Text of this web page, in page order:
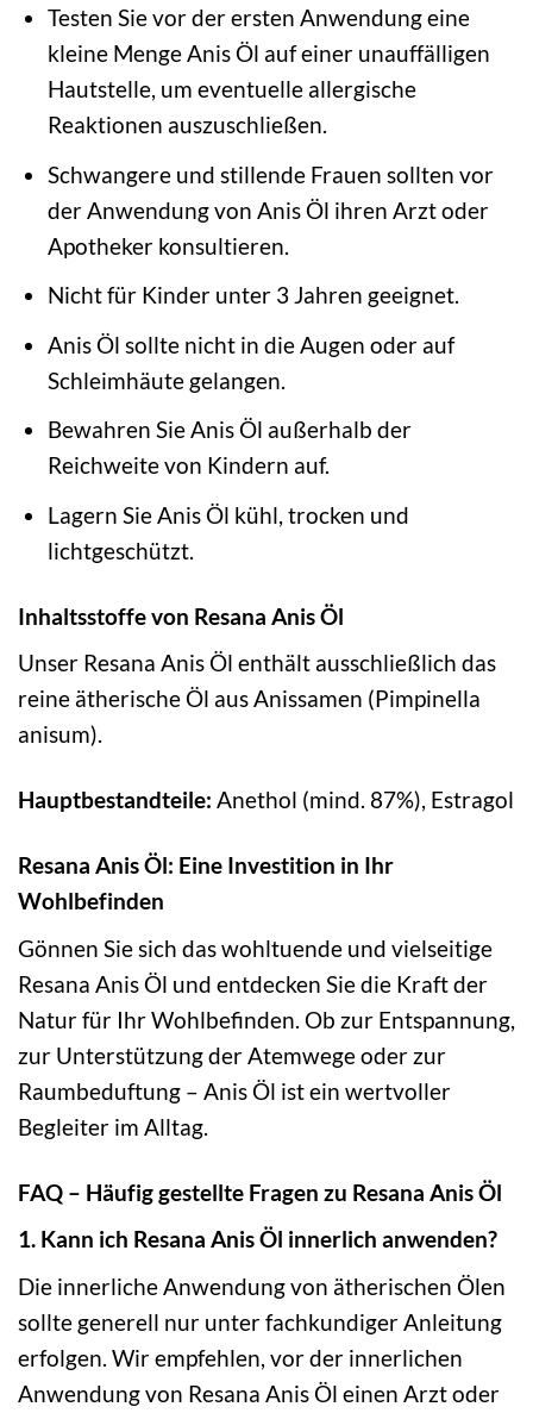
Testen Sie vor der ersten Anwendung eine
kleine Menge Anis Öl auf einer unauffälligen
Hautstelle, um eventuelle allergische
Reaktionen auszuschließen.
Schwangere und stillende Frauen sollten vor
der Anwendung von Anis Öl ihren Arzt oder
Apotheker konsultieren.
Nicht für Kinder unter 3 Jahren geeignet.
Anis Öl sollte nicht in die Augen oder auf
Schleimhäute gelangen.
Bewahren Sie Anis Öl außerhalb der
Reichweite von Kindern auf.
Lagern Sie Anis Öl kühl, trocken und
lichtgeschützt.
Inhaltsstoffe von Resana Anis Öl
Unser Resana Anis Öl enthält ausschließlich das
reine ätherische Öl aus Anissamen (Pimpinella
anisum).
Hauptbestandteile: Anethol (mind. 87%), Estragol
Resana Anis Öl: Eine Investition in Ihr
Wohlbefinden
Gönnen Sie sich das wohltuende und vielseitige
Resana Anis Öl und entdecken Sie die Kraft der
Natur für Ihr Wohlbefinden. Ob zur Entspannung,
zur Unterstützung der Atemwege oder zur
Raumbeduftung – Anis Öl ist ein wertvoller
Begleiter im Alltag.
FAQ – Häufig gestellte Fragen zu Resana Anis Öl
1. Kann ich Resana Anis Öl innerlich anwenden?
Die innerliche Anwendung von ätherischen Ölen
sollte generell nur unter fachkundiger Anleitung
erfolgen. Wir empfehlen, vor der innerlichen
Anwendung von Resana Anis Öl einen Arzt oder